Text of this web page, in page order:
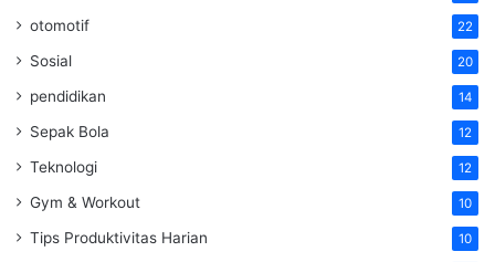
otomotif 22
Sosial 20
pendidikan 14
Sepak Bola 12
Teknologi 12
Gym & Workout 10
Tips Produktivitas Harian 10